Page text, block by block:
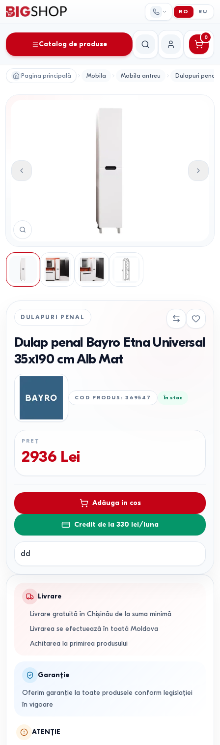
RO RU
Catalog de produse
CăutareContul meu
0
Pagina principală Mobila Mobila antreu Dulapuri penal
DULAPURI PENAL
Dulap penal Bayro Etna Universal
35x190 cm Alb Mat
COD PRODUS :369547 În stoc
PREȚ
2936 Lei
Adăuga in cos
Credit de la 330 lei/luna
dd
Livrare
Livrare gratuită în Chișinău de la suma minimă
Livrarea se efectuează în toată Moldova
Achitarea la primirea produsului
Garanție
Oferim garanție la toate produsele conform legislației
în vigoare
ATENȚIE